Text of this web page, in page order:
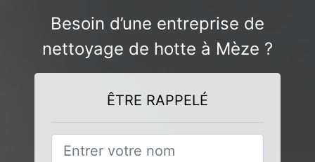
Besoin d’une entreprise de
nettoyage de hotte à Mèze ?
ÊTRE RAPPELÉ